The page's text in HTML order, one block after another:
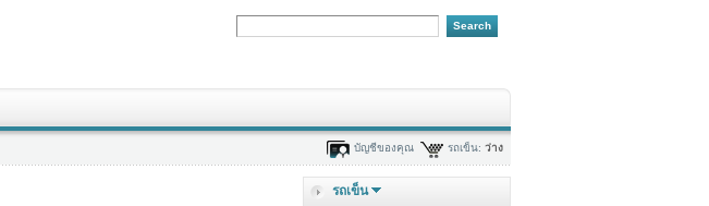
รถเข็น: ว่าง
บัญชีของคุณ
รถเข็น